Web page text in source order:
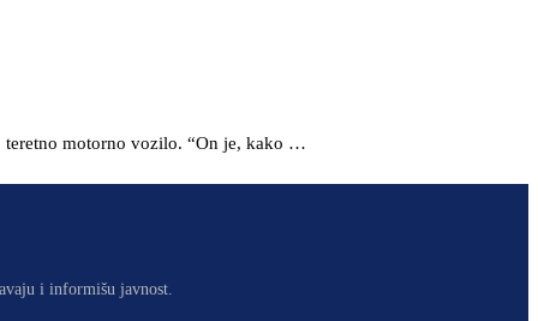
teretno motorno vozilo. “On je, kako …
i informišu javnost.